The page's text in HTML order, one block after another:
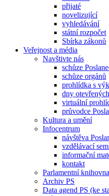
přijaté
novelizující
vyhledávání
státní rozpočet
Sbírka zákonů
Veřejnost a média
Navštivte nás
schůze
schůze orgánů
prohlídka s
dny
virtuální
průvodce
Kultura a umění
Infocentrum
návštěva
vzdělávací
informační
kontakt
Parlamentní knihovna
Archiv PS
Data agend PS (ke